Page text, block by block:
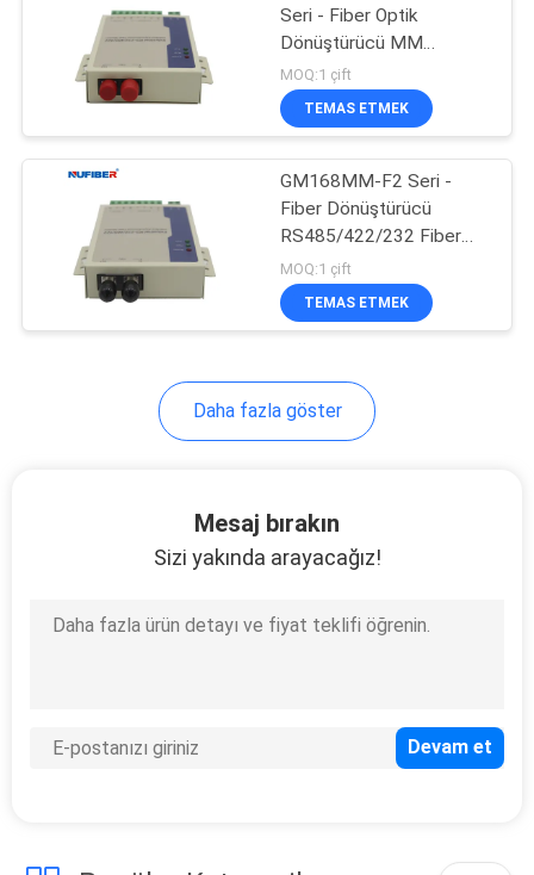
Aktif Optik Kablo
Doğrudan Bağlantı
Endüstriyel Anahtar
Seri - Fiber Optik
Dönüştürücü MM
Dubleks 2km
GM168MM-F2
MOQ:1 çift
TEMAS ETMEK
GM168MM-F2 Seri -
Fiber Dönüştürücü
RS485/422/232 Fiber
Modem MM Dubleks
2km
MOQ:1 çift
TEMAS ETMEK
Daha fazla göster
Mesaj bırakın
Sizi yakında arayacağız!